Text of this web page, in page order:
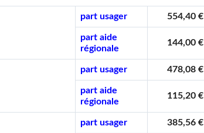
part usager 554,40 €
part aide
régionale
144,00 €
part usager 478,08 €
part aide
régionale
115,20 €
part usager 385,56 €